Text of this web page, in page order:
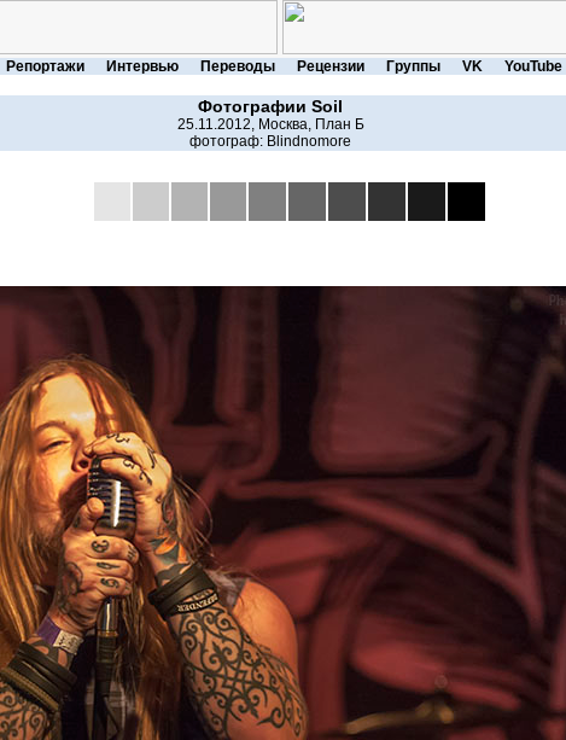
Репортажи Интервью Переводы Рецензии Группы VK YouTube
Фотографии Soil
25.11.2012, Москва, План Б
фотограф: Blindnomore